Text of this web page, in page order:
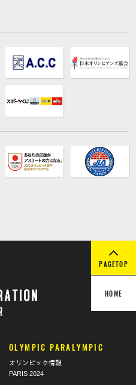
PAGETOP
HOME
OLYMPIC PARALYMPIC
オリンピック情報
PARIS 2024